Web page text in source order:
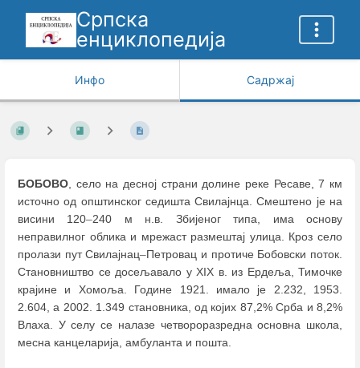
Српска
енциклопедија
Инфо Садржај
БОБОВО, село на десној страни долине реке Ресаве, 7 км
источно од општинског седишта Свилајнца. Смештено је на
висини 120–240 м н.в. Збијеног типа, има основу
неправилног облика и мрежаст размештај улица. Кроз село
пролази пут Свилајнац–Петровац и протиче Бобовски поток.
Становништво се досељавало у XIX в. из Ердеља, Тимочке
крајине и Хомоља. Године 1921. имало је 2.232, 1953.
2.604, а 2002. 1.349 становника, од којих 87,2% Срба и 8,2%
Влаха. У селу се налазе четвороразредна основна школа,
месна канцеларија, амбуланта и пошта.